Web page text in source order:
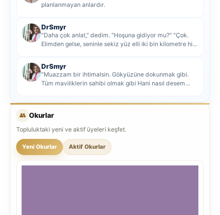
planlanmayan anlardır.
DrSmyr
"Daha çok anlat," dedim. "Hoşuna gidiyor mu?" "Çok.
Elimden gelse, seninle sekiz yüz elli iki bin kilometre hi...
DrSmyr
"Muazzam bir ihtimalsin. Gökyüzüne dokunmak gibi.
Tüm maviliklerin sahibi olmak gibi Hani nasıl desem
👥 Okurlar
Topluluktaki yeni ve aktif üyeleri keşfet.
Yeni Okurlar Aktif Okurlar